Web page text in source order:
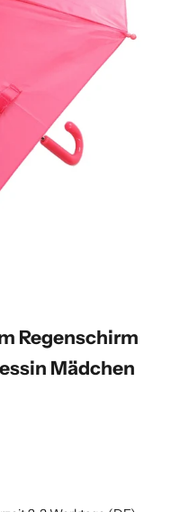
1
Element 2
Element 3
zu Element 4
zu Element 5
Regenschirm
Mädchen